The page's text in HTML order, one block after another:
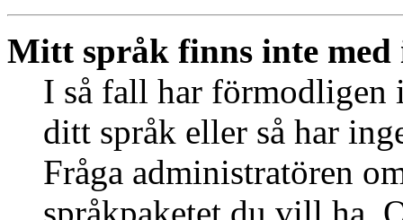
Mitt språk finns inte med
I så fall har förmodligen
ditt språk eller så har
Fråga administratören